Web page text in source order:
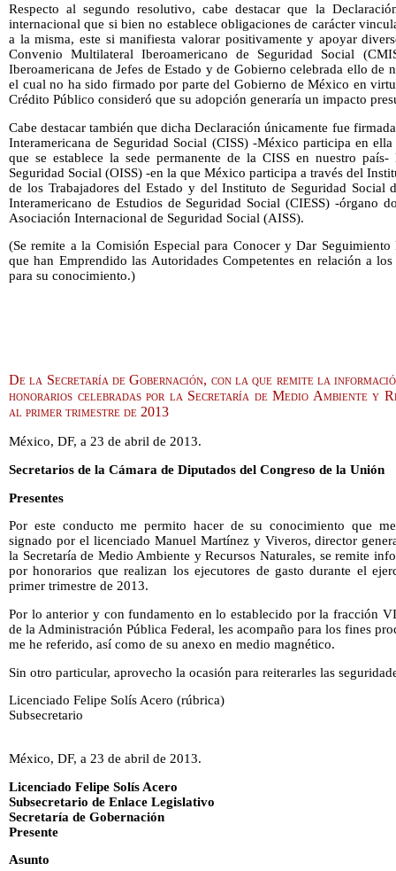
Respecto al segundo resolutivo, cabe destacar que la
internacional que si bien no establece obligaciones de carácter
a la misma, este si manifiesta valorar positivamente y apoyar
Convenio Multilateral Iberoamericano de Seguridad Social
Iberoamericana de Jefes de Estado y de Gobierno celebrada ello
el cual no ha sido firmado por parte del Gobierno de México en
Crédito Público consideró que su adopción generaría un impacto
Cabe destacar también que dicha Declaración únicamente fue
Interamericana de Seguridad Social (CISS) -México participa en
que se establece la sede permanente de la CISS en nuestro
Seguridad Social (OISS) -en la que México participa a través del
de los Trabajadores del Estado y del Instituto de Seguridad Social
Interamericano de Estudios de Seguridad Social (CIESS) -órgano
Asociación Internacional de Seguridad Social (AISS).
(Se remite a la Comisión Especial para Conocer y Dar
que han Emprendido las Autoridades Competentes en relación a
para su conocimiento.)
De la Secretaría de Gobernación, con la que remite la
honorarios celebradas por la Secretaría de Medio Ambiente y
al primer trimestre de 2013
México, DF, a 23 de abril de 2013.
Secretarios de la Cámara de Diputados del Congreso de la Unión
Presentes
Por este conducto me permito hacer de su conocimiento que
signado por el licenciado Manuel Martínez y Viveros, director
la Secretaría de Medio Ambiente y Recursos Naturales, se remite
por honorarios que realizan los ejecutores de gasto durante el
primer trimestre de 2013.
Por lo anterior y con fundamento en lo establecido por la fracción
de la Administración Pública Federal, les acompaño para los fines
me he referido, así como de su anexo en medio magnético.
Sin otro particular, aprovecho la ocasión para reiterarles las
Licenciado Felipe Solís Acero (rúbrica)
Subsecretario
México, DF, a 23 de abril de 2013.
Licenciado Felipe Solís Acero
Subsecretario de Enlace Legislativo
Secretaría de Gobernación
Presente
Asunto